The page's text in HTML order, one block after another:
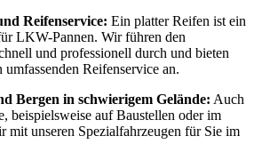
Reifenservice: Ein platter Reifen ist ein
LKW-Pannen. Wir führen den
und professionell durch und bieten
umfassenden Reifenservice an.
Bergen in schwierigem Gelände: Auch
beispielsweise auf Baustellen oder im
mit unseren Spezialfahrzeugen für Sie im